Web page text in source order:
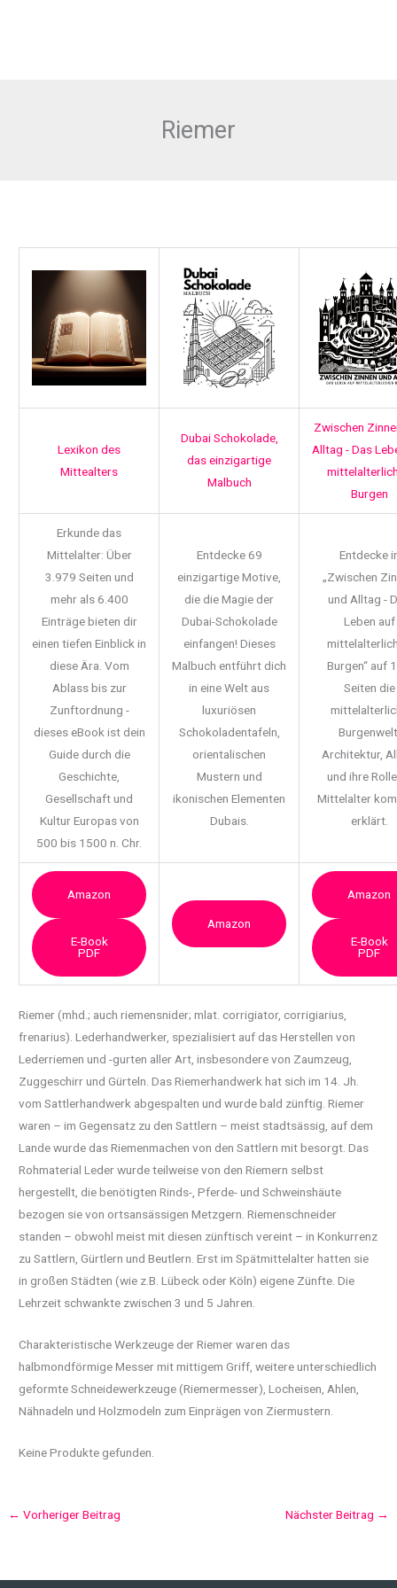
Riemer
Lexikon des
Mittealters
Dubai Schokolade,
das einzigartige
Malbuch
Zwischen
Alltag - Das
Burgen
Erkunde das
Mittelalter: Über
3.979 Seiten und
mehr als 6.400
Einträge bieten dir
einen tiefen Einblick in
diese Ära. Vom
Ablass bis zur
Zunftordnung -
dieses eBook ist dein
Guide durch die
Geschichte,
Gesellschaft und
Kultur Europas von
500 bis 1500 n. Chr.
Entdecke 69
einzigartige Motive,
die die Magie der
Dubai-Schokolade
einfangen! Dieses
Malbuch entführt dich
in eine Welt aus
luxuriösen
Schokoladentafeln,
orientalischen
Mustern und
ikonischen Elementen
Dubais.
Entdecke
„Zwischen
und Alltag -
Leben auf
Burgen“ auf
Seiten die
Architektur,
und ihre
Mittelalter
erklärt.
Amazon
E-Book
PDF
Amazon
Amazon
E-Book
PDF
Riemer (mhd.; auch riemensnider; mlat. corrigiator, corrigiarius,
frenarius). Lederhandwerker, spezialisiert auf das Herstellen von
Lederriemen und -gurten aller Art, insbesondere von Zaumzeug,
Zuggeschirr und Gürteln. Das Riemerhandwerk hat sich im 14. Jh.
vom Sattlerhandwerk abgespalten und wurde bald zünftig. Riemer
waren – im Gegensatz zu den Sattlern – meist stadtsässig, auf dem
Lande wurde das Riemenmachen von den Sattlern mit besorgt. Das
Rohmaterial Leder wurde teilweise von den Riemern selbst
hergestellt, die benötigten Rinds-, Pferde- und Schweinshäute
bezogen sie von ortsansässigen Metzgern. Riemenschneider
standen – obwohl meist mit diesen zünftisch vereint – in Konkurrenz
zu Sattlern, Gürtlern und Beutlern. Erst im Spätmittelalter hatten sie
in großen Städten (wie z.B. Lübeck oder Köln) eigene Zünfte. Die
Lehrzeit schwankte zwischen 3 und 5 Jahren.
Charakteristische Werkzeuge der Riemer waren das
halbmondförmige Messer mit mittigem Griff, weitere unterschiedlich
geformte Schneidewerkzeuge (Riemermesser), Locheisen, Ahlen,
Nähnadeln und Holzmodeln zum Einprägen von Ziermustern.
Keine Produkte gefunden.
← Vorheriger Beitrag Nächster Beitrag →